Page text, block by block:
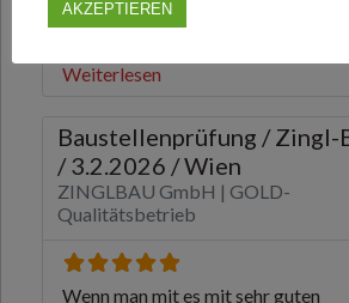
AKZEPTIEREN